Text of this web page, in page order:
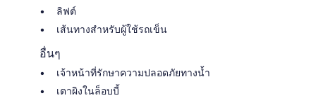
ลิฟต์
เส้นทางสำหรับผู้ใช้รถเข็น
อื่นๆ
เจ้าหน้าที่รักษาความปลอดภัยทางน้ำ
เตาผิงในล็อบบี้